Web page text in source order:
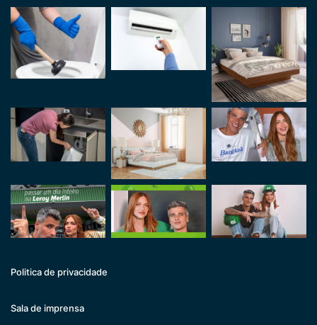
Politica de privacidade
Sala de imprensa